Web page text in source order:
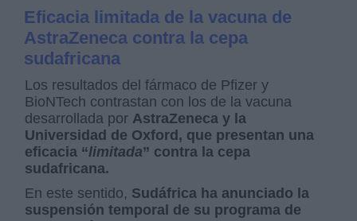
Eficacia limitada de la vacuna de
AstraZeneca contra la cepa
sudafricana
Los resultados del fármaco de Pfizer y
BioNTech contrastan con los de la vacuna
desarrollada por AstraZeneca y la
Universidad de Oxford, que presentan una
eficacia “limitada” contra la cepa
sudafricana.
En este sentido, Sudáfrica ha anunciado la
suspensión temporal de su programa de